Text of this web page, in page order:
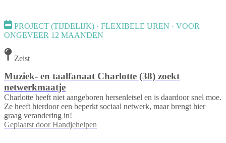
PROJECT (TIJDELIJK) · FLEXIBELE UREN · VOOR
ONGEVEER 12 MAANDEN
Zeist
Muziek- en taalfanaat Charlotte (38) zoekt
netwerkmaatje
Charlotte heeft niet aangeboren hersenletsel en is daardoor snel moe.
Ze heeft hierdoor een beperkt sociaal netwerk, maar brengt hier
graag verandering in!
Geplaatst door Handjehelpen